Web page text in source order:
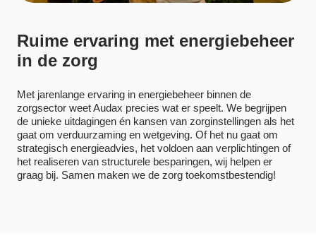
Ruime ervaring met energiebeheer
in de zorg
Met jarenlange ervaring in energiebeheer binnen de
zorgsector weet Audax precies wat er speelt. We begrijpen
de unieke uitdagingen én kansen van zorginstellingen als het
gaat om verduurzaming en wetgeving. Of het nu gaat om
strategisch energieadvies, het voldoen aan verplichtingen of
het realiseren van structurele besparingen, wij helpen er
graag bij. Samen maken we de zorg toekomstbestendig!